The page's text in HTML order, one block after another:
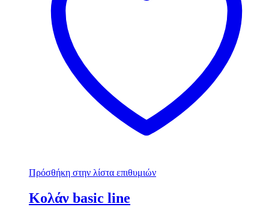
Πρόσθήκη στην λίστα επιθυμιών
Κολάν basic line